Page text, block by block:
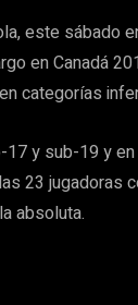
este sábado
en Canadá
categorías
y sub-19 y
23 jugadoras
absoluta.